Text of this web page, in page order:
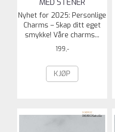
MED STENER
Nyhet for 2025: Personlige
Charms – Skap ditt eget
smykke! Våre charms...
199,-
KJØP